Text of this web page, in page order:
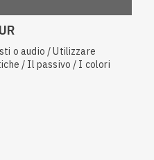
o audio / Utilizzare
/ Il passivo / I colori